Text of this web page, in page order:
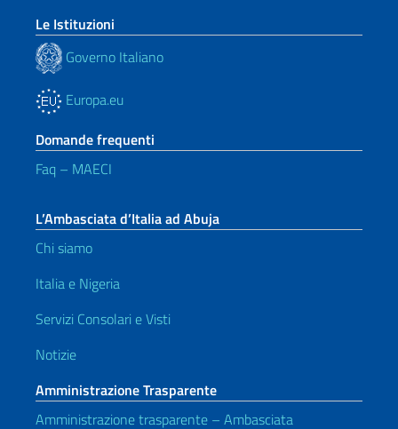
Le Istituzioni
Governo Italiano
Europa.eu
Domande frequenti
Faq – MAECI
L’Ambasciata d’Italia ad Abuja
Chi siamo
Italia e Nigeria
Servizi Consolari e Visti
Notizie
Amministrazione Trasparente
Amministrazione trasparente – Ambasciata